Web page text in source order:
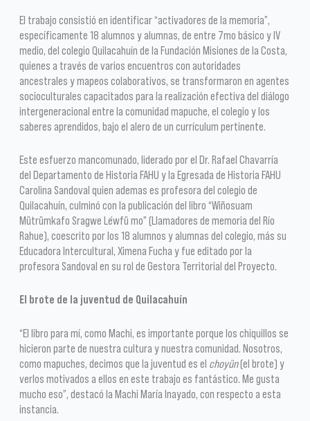
El trabajo consistió en identificar “activadores de la memoria”,
específicamente 18 alumnos y alumnas, de entre 7mo básico y IV
medio, del colegio Quilacahuín de la Fundación Misiones de la Costa,
quienes a través de varios encuentros con autoridades
ancestrales y mapeos colaborativos, se transformaron en agentes
socioculturales capacitados para la realización efectiva del diálogo
intergeneracional entre la comunidad mapuche, el colegio y los
saberes aprendidos, bajo el alero de un currículum pertinente.
Este esfuerzo mancomunado, liderado por el Dr. Rafael Chavarría
del Departamento de Historia FAHU y la Egresada de Historia FAHU
Carolina Sandoval quien ademas es profesora del colegio de
Quilacahuín, culminó con la publicación del libro “Wiñosuam
Mütrümkafo Sragwe L´ewfü mo” (Llamadores de memoria del Río
Rahue), coescrito por los 18 alumnos y alumnas del colegio, más su
Educadora Intercultural, Ximena Fucha y fue editado por la
profesora Sandoval en su rol de Gestora Territorial del Proyecto.
El brote de la juventud de Quilacahuín
“El libro para mí, como Machi, es importante porque los chiquillos se
hicieron parte de nuestra cultura y nuestra comunidad. Nosotros,
como mapuches, decimos que la juventud es el choyün(el brote) y
verlos motivados a ellos en este trabajo es fantástico. Me gusta
mucho eso”, destacó la Machi María Inayado, con respecto a esta
instancia.